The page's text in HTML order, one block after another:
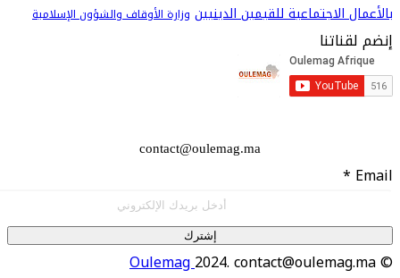
الاجتماعية للقيمين الدينيين وزارة الأوقاف والشؤون الإسلامية
contact@oulemag.ma
Oulemag2024.